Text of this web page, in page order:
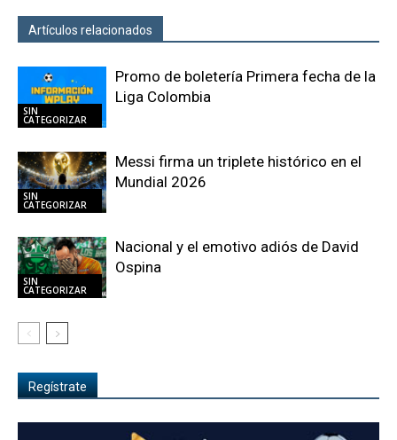
Artículos relacionados
SIN
CATEGORIZAR
Promo de boletería Primera fecha de la
Liga Colombia
SIN
CATEGORIZAR
Messi firma un triplete histórico en el
Mundial 2026
SIN
CATEGORIZAR
Nacional y el emotivo adiós de David
Ospina
Regístrate